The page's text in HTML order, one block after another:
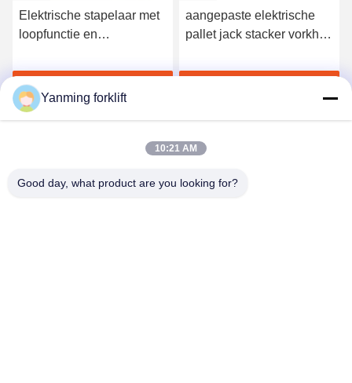
aangepaste elektrische
pallet jack stacker vorkhef
voetgangerskracht
Krijg Beste Prijs
1500 kg laadvermogen
3500 mm hefhoogte
0,75 kW
Yanming forklift
10:21 AM
Good day, what product are you looking for?